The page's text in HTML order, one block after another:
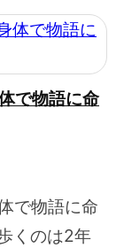
で物語に命
で物語に命
くのは2年